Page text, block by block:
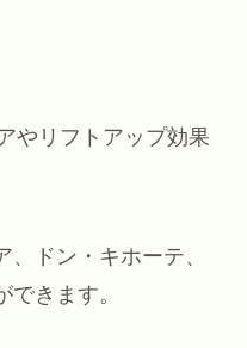
やリフトアップ効果
ドン・キホーテ、
きます。